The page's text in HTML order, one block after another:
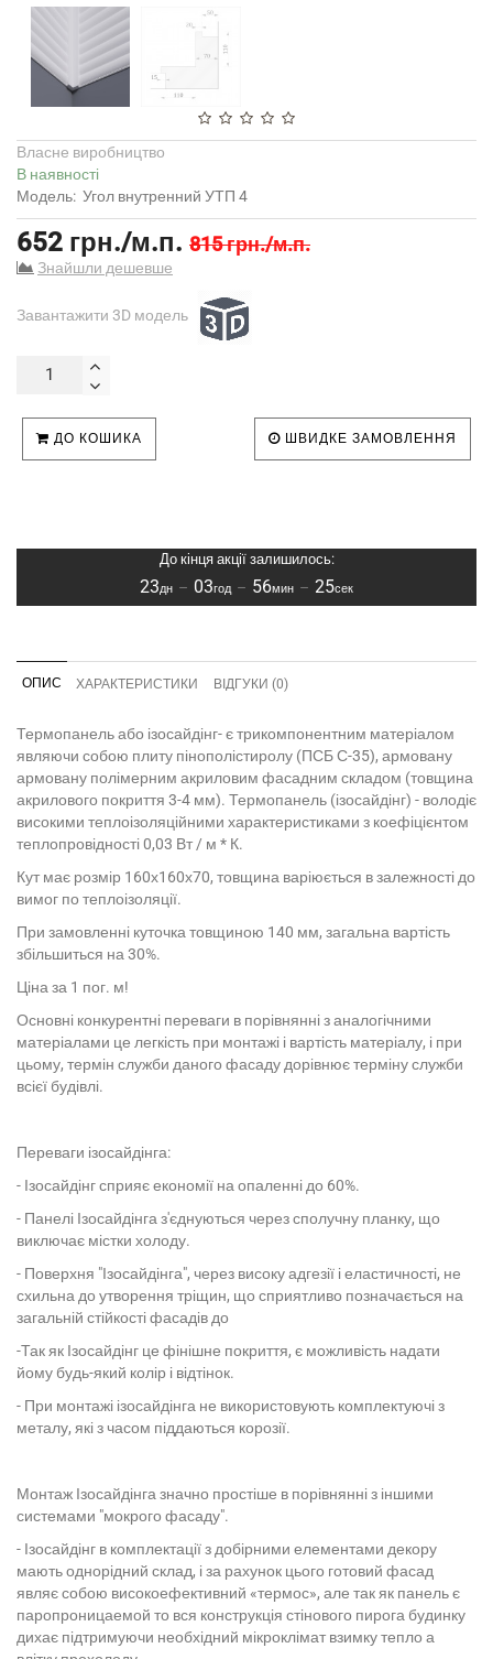
Власне виробництво
В наявності
Модель: Угол внутренний УТП 4
652 грн./м.п. 815 грн./м.п.
Знайшли дешевше
Завантажити 3D модель
ДО КОШИКА ШВИДКЕ ЗАМОВЛЕННЯ
До кінця акції залишилось:
23дн – 03год – 56мин – 24сек
ОПИС ХАРАКТЕРИСТИКИ ВІДГУКИ (0)
Термопанель або ізосайдінг- є трикомпонентним матеріалом
являючи собою плиту пінополістиролу (ПСБ С-35), армовану
армовану полімерним акриловим фасадним складом (товщина
акрилового покриття 3-4 мм). Термопанель (ізосайдінг) - володіє
високими теплоізоляційними характеристиками з коефіцієнтом
теплопровідності 0,03 Вт / м * К.
Кут має розмір 160х160х70, товщина варіюється в залежності до
вимог по теплоізоляції.
При замовленні куточка товщиною 140 мм, загальна вартість
збільшиться на 30%.
Ціна за 1 пог. м!
Основні конкурентні переваги в порівнянні з аналогічними
матеріалами це легкість при монтажі і вартість матеріалу, і при
цьому, термін служби даного фасаду дорівнює терміну служби
всієї будівлі.
Переваги ізосайдінга:
- Ізосайдінг сприяє економії на опаленні до 60%.
- Панелі Ізосайдінга з'єднуються через сполучну планку, що
виключає містки холоду.
- Поверхня "Ізосайдінга", через високу адгезії і еластичності, не
схильна до утворення тріщин, що сприятливо позначається на
загальній стійкості фасадів до
-Так як Ізосайдінг це фінішне покриття, є можливість надати
йому будь-який колір і відтінок.
- При монтажі ізосайдінга не використовують комплектуючі з
металу, які з часом піддаються корозії.
Монтаж Ізосайдінга значно простіше в порівнянні з іншими
системами "мокрого фасаду".
- Ізосайдінг в комплектації з добірними елементами декору
мають однорідний склад, і за рахунок цього готовий фасад
являє собою високоефективний «термос», але так як панель є
паропроницаемой то вся конструкція стінового пирога будинку
дихає підтримуючи необхідний мікроклімат взимку тепло а